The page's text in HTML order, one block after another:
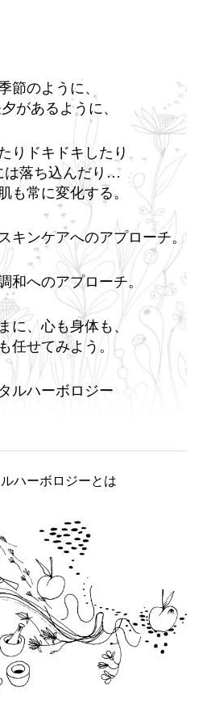
節のように、
があるように、
りドキドキしたり
は落ち込んだり…
も常に変化する。
キンケアへのアプローチ。
和へのアプローチ。
に、心も身体も、
任せてみよう。
ルハーボロジー
ハーボロジーとは